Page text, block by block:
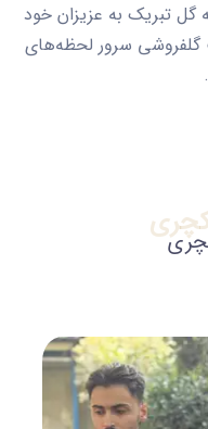
گل تبریک به عزیزان خود
گلفروشی سرور لحظه‌های